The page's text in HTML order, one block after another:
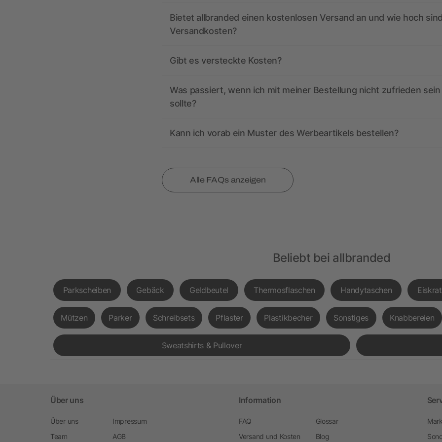
Bietet allbranded einen kostenlosen Versand an und wie hoch
Versandkosten?
Gibt es versteckte Kosten?
Was passiert, wenn ich mit meiner Bestellung nicht zufrieden sein
sollte?
Kann ich vorab ein Muster des Werbeartikels bestellen?
Alle FAQs anzeigen
Beliebt bei allbranded
Parkscheiben Gebäck Geldbeutel Thermosflaschen Handytaschen
Mützen Parker Schreibsets Pflaster Plastikbecher Sonstiges Knabbereien
Sweatshirts & Pullover
Über uns
Über uns
Team
Impressum
AGB
Information
FAQ
Versand und Kosten
Glossar
Blog